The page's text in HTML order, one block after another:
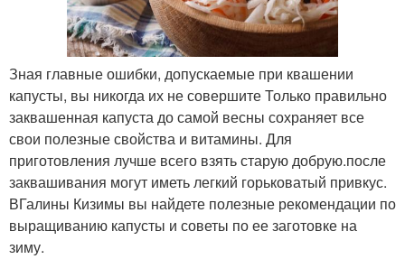
Зная главные ошибки, допускаемые при квашении
капусты, вы никогда их не совершите Только правильно
заквашенная капуста до самой весны сохраняет все
свои полезные свойства и витамины. Для
приготовления лучше всего взять старую добрую.после
заквашивания могут иметь легкий горьковатый привкус.
ВГалины Кизимы вы найдете полезные рекомендации по
выращиванию капусты и советы по ее заготовке на
зиму.